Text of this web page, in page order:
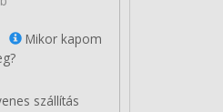
Mikor kapom
szállítás